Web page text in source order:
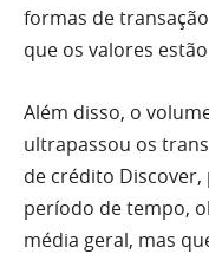
formas de
que os valores
Além disso, o
ultrapassou os
de crédito
período de tempo,
média geral, mas